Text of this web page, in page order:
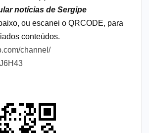
notícias de Sergipe
ou escanei o QRCODE, para
conteúdos.
channel/